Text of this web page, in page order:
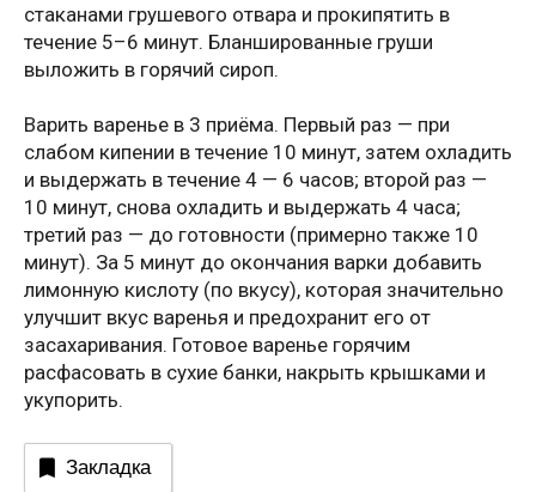
стаканами грушевого отвара и прокипятить в
течение 5–6 минут. Бланшированные груши
выложить в горячий сироп.
Варить варенье в 3 приёма. Первый раз — при
слабом кипении в течение 10 минут, затем охладить
и выдержать в течение 4 — 6 часов; второй раз —
10 минут, снова охладить и выдержать 4 часа;
третий раз — до готовности (примерно также 10
минут). За 5 минут до окончания варки добавить
лимонную кислоту (по вкусу), которая значительно
улучшит вкус варенья и предохранит его от
засахаривания. Готовое варенье горячим
расфасовать в сухие банки, накрыть крышками и
укупорить.
Закладка